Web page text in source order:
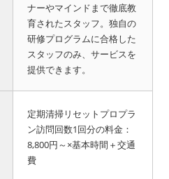
ナーやマインドまで徹底教
育されたスタッフ。独自の
研修プログラムに合格した
スタッフのみ、サービスを
提供できます。
定期清掃リセットプロプラ
ン訪問回数1回分の料金：
8,800円～×基本時間＋交通
費